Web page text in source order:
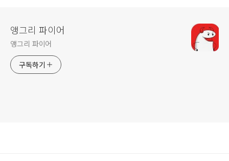
앵그리 파이어
앵그리 파이어
구독하기